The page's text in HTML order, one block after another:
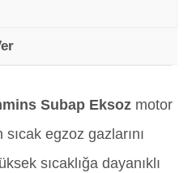
Subap Eksoz motor
egzoz gazlarını
sıcaklığa dayanıklı